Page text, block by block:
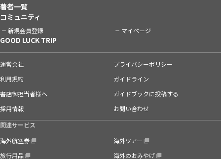
著者一覧
コミュニティ
新規会員登録 マイページ
GOOD LUCK TRIP
運営会社
プライバシーポリシー
利用規約
ガイドライン
書店御担当者様へ
ガイドブックに投稿する
採用情報
お問い合わせ
関連サービス
海外航空券
海外ツアー
旅行用品
海外のおみやげ